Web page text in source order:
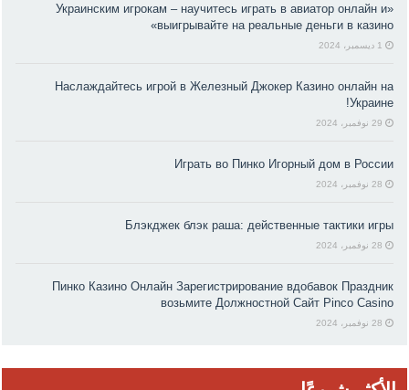
«Украинским игрокам – научитесь играть в авиатор онлайн и
выигрывайте на реальные деньги в казино»
1 ديسمبر، 2024
Наслаждайтесь игрой в Железный Джокер Казино онлайн на
Украине!
29 نوفمبر، 2024
Играть во Пинко Игорный дом в России
28 نوفمبر، 2024
Блэкджек блэк раша: действенные тактики игры
28 نوفمبر، 2024
Пинко Казино Онлайн Зарегистрирование вдобавок Праздник
возьмите Должностной Сайт Pinco Casino
28 نوفمبر، 2024